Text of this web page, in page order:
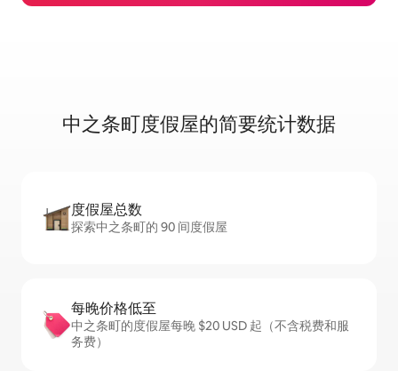
中之条町度假屋的简要统计数据
度假屋总数
探索中之条町的 90 间度假屋
每晚价格低至
中之条町的度假屋每晚 $20 USD 起（不含税费和服
务费）